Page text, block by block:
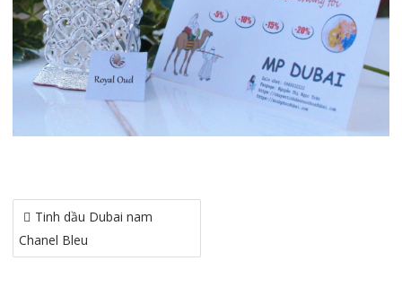
Điều
hướng
bài
Tinh dầu Dubai nam
Chanel Bleu